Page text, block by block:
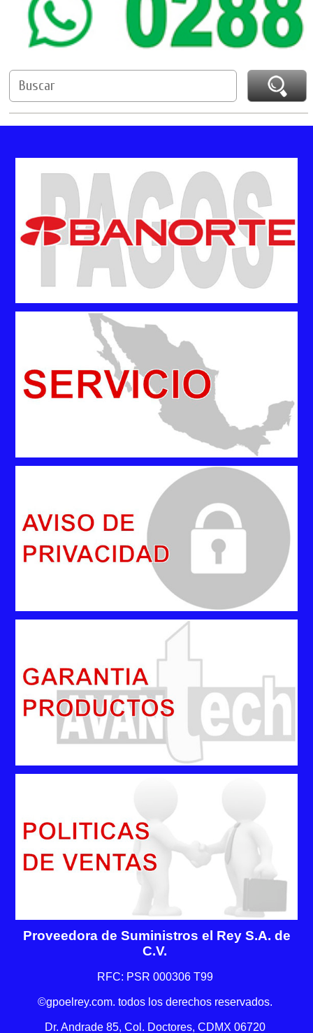
Proveedora de Suministros el Rey S.A. de
C.V.
RFC: PSR 000306 T99
©gpoelrey.com. todos los derechos reservados.
Dr. Andrade 85, Col. Doctores, CDMX 06720